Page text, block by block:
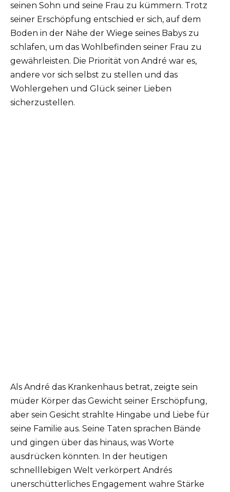
seinen Sohn und seine Frau zu kümmern. Trotz
seiner Erschöpfung entschied er sich, auf dem
Boden in der Nähe der Wiege seines Babys zu
schlafen, um das Wohlbefinden seiner Frau zu
gewährleisten. Die Priorität von André war es,
andere vor sich selbst zu stellen und das
Wohlergehen und Glück seiner Lieben
sicherzustellen.
Als André das Krankenhaus betrat, zeigte sein
müder Körper das Gewicht seiner Erschöpfung,
aber sein Gesicht strahlte Hingabe und Liebe für
seine Familie aus. Seine Taten sprachen Bände
und gingen über das hinaus, was Worte
ausdrücken könnten. In der heutigen
schnelllebigen Welt verkörpert Andrés
unerschütterliches Engagement wahre Stärke